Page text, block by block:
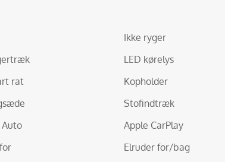
Ikke ryger
LED kørelys
rat
Kopholder
Stofindtræk
Apple CarPlay
Elruder for/bag